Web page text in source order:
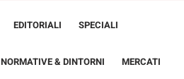
EDITORIALI SPECIALI
NORMATIVE & DINTORNI MERCATI